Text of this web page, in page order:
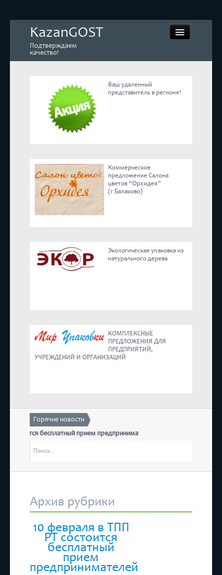
KazanGOST
Подтверждаем
качество!
Контрольная закупка
Дегустации. Экспертиза
Экспертное мнение
Корпоративные блоги
Предложения
Ваш удаленный
представитель в регионе!
Коммерческое
предложение Салона
цветов “Орхидея”
(г.Балаково)
Экологическая упаковка из
натурального дерева
КОМПЛЕКСНЫЕ
ПРЕДЛОЖЕНИЯ ДЛЯ
ПРЕДПРИЯТИЙ,
УЧРЕЖДЕНИЙ И ОРГАНИЗАЦИЙ
Горячие новости
бесплатный прием предпринимателей
“Дни Ассамблеи женщин-руководителей в Татарстане”
4
бесплатный прием предпринимателей
Архив рубрики
10 февраля в ТПП
РТ состоится
бесплатный
прием
предпринимателей